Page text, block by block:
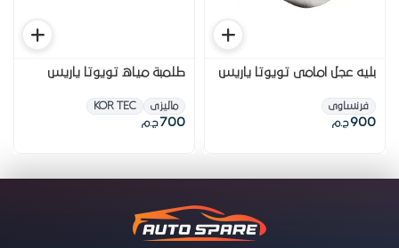
بليه عجل امامى تويوتا ياريس
فرنساوى
900ج.م
طلمبة مياه تويوتا ياريس
ماليزى KOR TEC
700 ج.م